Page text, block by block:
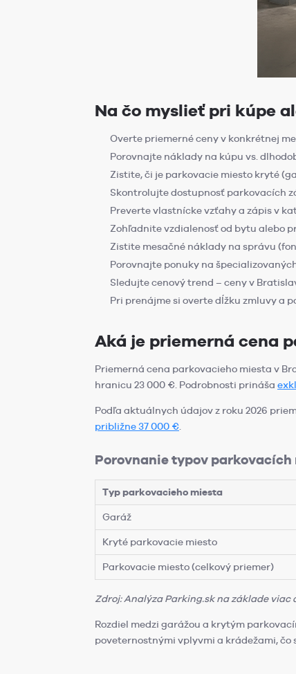
Na čo myslieť pri kúpe
Overte priemerné ceny v konkrétnej
Porovnajte náklady na kúpu vs.
Zistite, či je parkovacie miesto kryté
Skontrolujte dostupnosť parkovacích
Preverte vlastnícke vzťahy a zápis v
Zohľadnite vzdialenosť od bytu alebo
Zistite mesačné náklady na správu
Porovnajte ponuky na
Sledujte cenový trend – ceny v
Pri prenájme si overte dĺžku zmluvy a
Aká je priemerná cena
Priemerná cena parkovacieho miesta v
hranicu 23 000 €. Podrobnosti prináša
Podľa aktuálnych údajov z roku 2026
približne 37 000 €.
Porovnanie typov
Typ parkovacieho miesta
Garáž
Kryté parkovacie miesto
Parkovacie miesto (celkový priemer)
Zdroj: Analýza Parking.sk na základe viac
Rozdiel medzi garážou a krytým
poveternostnými vplyvmi a krádežami, čo